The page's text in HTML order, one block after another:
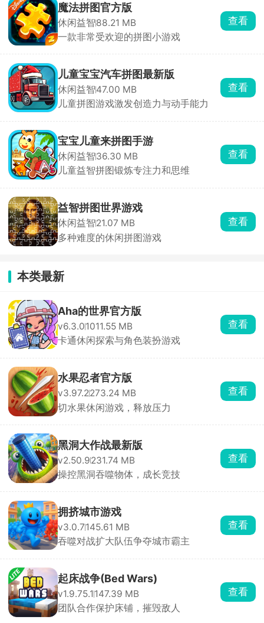
魔法拼图官方版
休闲益智88.21 MB
一款非常受欢迎的拼图小游戏
查看
儿童宝宝汽车拼图最新版
休闲益智47.00 MB
儿童拼图游戏激发创造力与动手能力
查看
宝宝儿童来拼图手游
休闲益智36.30 MB
儿童益智拼图锻炼专注力和思维
查看
益智拼图世界游戏
休闲益智21.07 MB
多种难度的休闲拼图游戏
查看
本类最新
Aha的世界官方版
v6.3.01011.55 MB
卡通休闲探索与角色装扮游戏
查看
水果忍者官方版
v3.97.2273.24 MB
切水果休闲游戏，释放压力
查看
黑洞大作战最新版
v2.50.9231.74 MB
操控黑洞吞噬物体，成长竞技
查看
拥挤城市游戏
v3.0.7145.61 MB
吞噬对战扩大队伍争夺城市霸主
查看
起床战争(Bed Wars)
v1.9.75.1 147.39 MB
团队合作保护床铺，摧毁敌人
查看